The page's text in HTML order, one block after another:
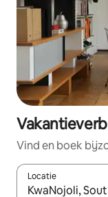
Vind en boek
Locatie
Wanneer er